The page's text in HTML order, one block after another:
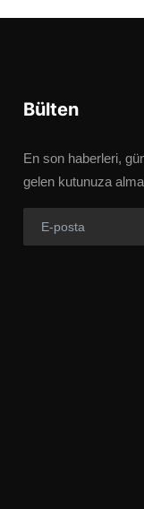
Bülten
En son haberleri,
gelen kutunuza